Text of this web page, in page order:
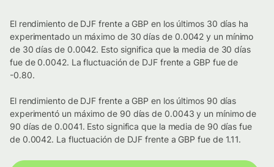
El rendimiento de DJF frente a GBP en los últimos 30 días ha
experimentado un máximo de 30 días de 0.0042 y un mínimo
de 30 días de 0.0042. Esto significa que la media de 30 días
fue de 0.0042. La fluctuación de DJF frente a GBP fue de
-0.80.
El rendimiento de DJF frente a GBP en los últimos 90 días
experimentó un máximo de 90 días de 0.0043 y un mínimo de
90 días de 0.0041. Esto significa que la media de 90 días fue
de 0.0042. La fluctuación de DJF frente a GBP fue de 1.11.